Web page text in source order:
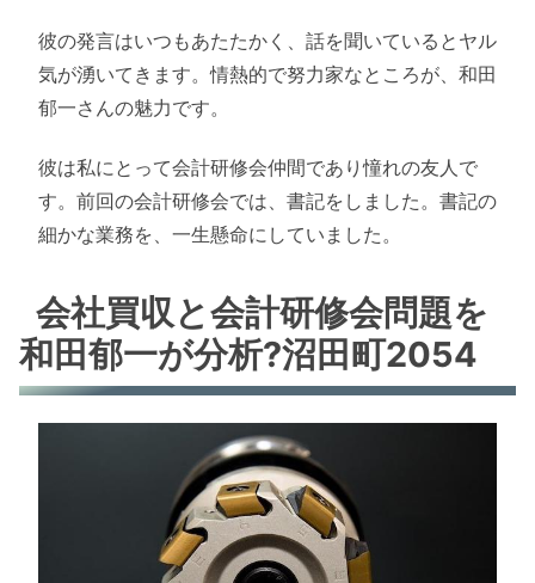
彼の発言はいつもあたたかく、話を聞いているとヤル
気が湧いてきます。情熱的で努力家なところが、和田
郁一さんの魅力です。
彼は私にとって会計研修会仲間であり憧れの友人で
す。前回の会計研修会では、書記をしました。書記の
細かな業務を、一生懸命にしていました。
会社買収と会計研修会問題を
和田郁一が分析?沼田町2054